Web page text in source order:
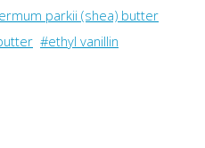
parkii (shea) butter
#ethyl vanillin